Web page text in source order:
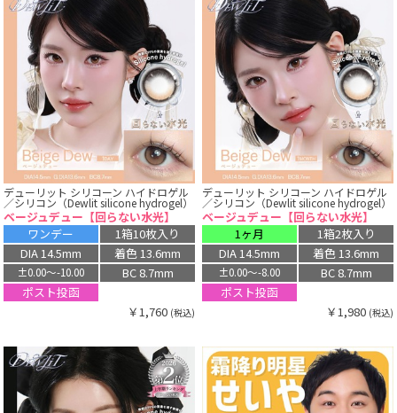
デューリット シリコーン ハイドロゲル
／シリコン（Dewlit silicone hydrogel）
ベージュデュー【回らない水光】
ワンデー
1箱10枚入り
DIA 14.5mm
着色 13.6mm
±0.00〜-10.00
BC 8.7mm
ポスト投函
￥1,760 (税込)
デューリット シリコーン ハイドロゲル
／シリコン（Dewlit silicone hydrogel）
ベージュデュー【回らない水光】
1ヶ月
1箱2枚入り
DIA 14.5mm
着色 13.6mm
±0.00〜-8.00
BC 8.7mm
ポスト投函
￥1,980 (税込)